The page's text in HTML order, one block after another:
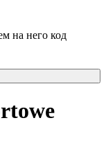
на него код